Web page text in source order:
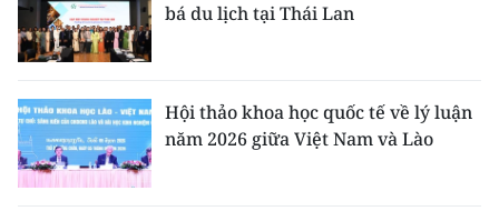
bá du lịch tại Thái Lan
Hội thảo khoa học quốc tế về lý luận
năm 2026 giữa Việt Nam và Lào